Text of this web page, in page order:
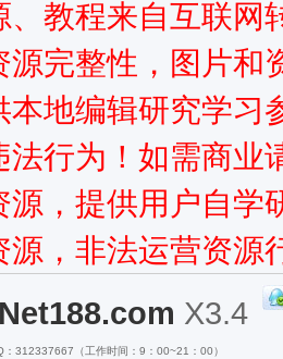
、教程来自互联网
源完整性，图片和
本地编辑研究学习
法行为！如需商业
源，提供用户自学
源，非法运营资源
Net188.com X3.4
312337667（工作时间：9：00~21：00）